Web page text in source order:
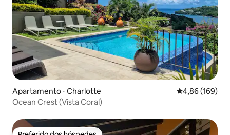
Apartamento ⋅ Charlotte 4,86 de uma
4,86 (169)
Ocean Crest (Vista Coral)